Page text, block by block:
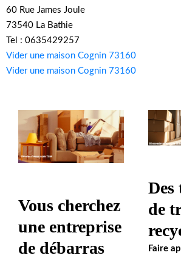
60 Rue James Joule
73540 La Bathie
Tel : 0635429257
Vider une maison Cognin 73160
Vider une maison Cognin 73160
Vous cherchez
une entreprise
de débarras
de
Faire